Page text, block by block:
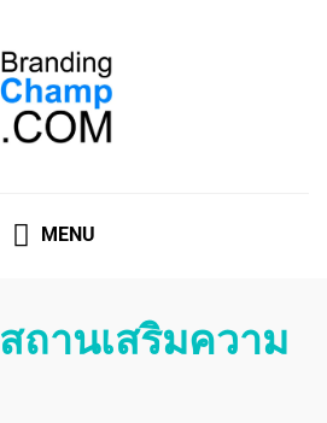
MENU
สถานเสริมความ